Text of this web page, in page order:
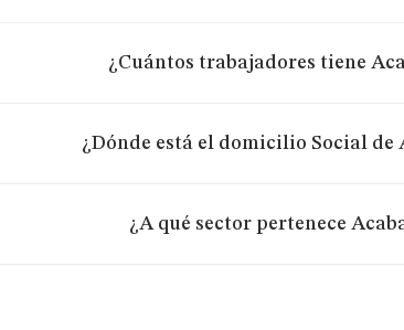
¿Cuántos trabajadores tiene
¿Dónde está el domicilio Social de
¿A qué sector pertenece